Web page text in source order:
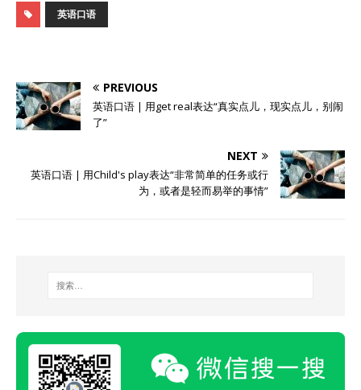
英语口语
PREVIOUS
英语口语 | 用get real表达“真实点儿，现实点儿，别闹
了”
NEXT
英语口语 | 用Child's play表达“非常简单的任务或行
为，或者是轻而易举的事情”